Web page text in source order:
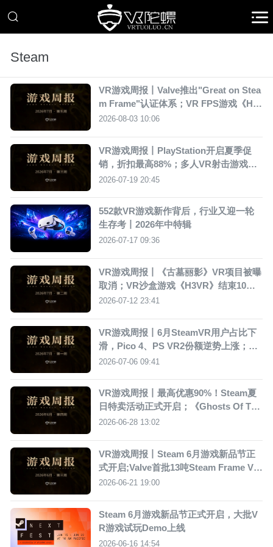
Steam
VR游戏周报丨Valve推出"Great on Stea
m Frame"认证体系；VR FPS游戏《Hy
per Dash》宣布11月停服
2026-08-03 10:06
VR游戏周报丨PlayStation开启夏季促
销，折扣最高88%；多人VR射击游戏《F
orefront》推出4.0版本更新
2026-07-19 20:45
552款VR游戏新作背后，行业又迎一轮
生存考丨2026年中特辑
2026-07-17 09:36
VR游戏周报丨《古墓丽影》VR项目被曝
取消；VR沙盒游戏《H3VR》结束10年E
A版本，正式上线完整版
2026-07-12 23:41
VR游戏周报丨6月SteamVR用户占比下
滑，Pico 4、PS VR2份额逆势上涨；Me
ta开启Quest平台夏季大促
2026-07-06 09:41
VR游戏周报丨最高优惠90%！Steam夏
日特卖活动正式开启；《Ghosts Of Tab
or》开发商宣布裁员
2026-06-28 13:02
VR游戏周报丨Steam 6月游戏新品节正
式开启;Valve首批13吨Steam Frame VR
头显抵达美国
2026-06-21 19:00
Steam 6月游戏新品节正式开启，大批V
R游戏试玩Demo上线
2026-06-16 14:54